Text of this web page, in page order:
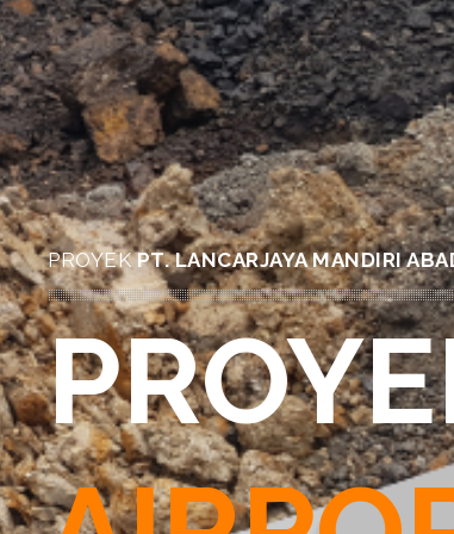
PROYEKPT. LANCARJAYA MANDIRI